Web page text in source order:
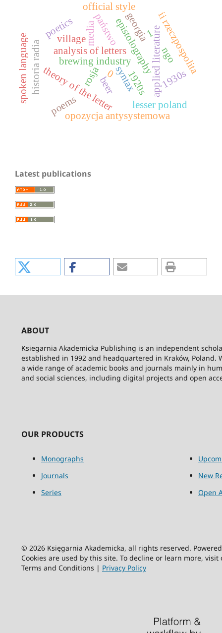
brewing industry
beer
theory of the letter
epistolographyapplied literature
analysis of letters
historia radia ii rzeczpospolita
mediapaństwo
0syntax
spoken language rosja
opozycja antysystemowa
official style
village
lesser poland
poetics
poems
georgia1
1920s 1930s
ngo
Latest publications
ABOUT
Ksiegarnia Akademicka Publishing is an independent
established in 1992 and headquartered in Kraków, Poland.
a wide range of academic books and journals mainly in
and social sciences, including digital projects and open
OUR PRODUCTS
Monographs
Journals
Series
New
Open
© 2026 Księgarnia Akademicka, all rights reserved.
Cookies are used by this site. To decline or learn more,
Terms and Conditions | Privacy Policy